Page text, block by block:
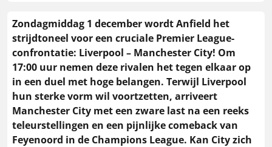
Zondagmiddag 1 december wordt Anfield het
strijdtoneel voor een cruciale Premier League-
confrontatie: Liverpool – Manchester City! Om
17:00 uur nemen deze rivalen het tegen elkaar op
in een duel met hoge belangen. Terwijl Liverpool
hun sterke vorm wil voortzetten, arriveert
Manchester City met een zware last na een reeks
teleurstellingen en een pijnlijke comeback van
Feyenoord in de Champions League. Kan City zich